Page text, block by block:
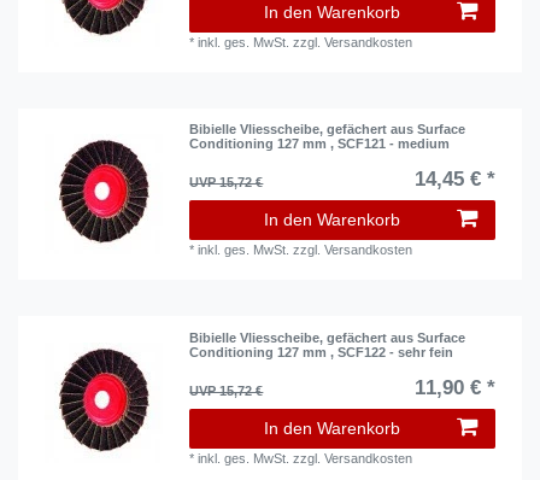
In den Warenkorb
*inkl. ges. MwSt. zzgl.Versandkosten
Bibielle Vliesscheibe, gefächert aus Surface
Conditioning 127 mm , SCF121 - medium
UVP 15,72 € 14,45 € *
In den Warenkorb
*inkl. ges. MwSt. zzgl.Versandkosten
Bibielle Vliesscheibe, gefächert aus Surface
Conditioning 127 mm , SCF122 - sehr fein
UVP 15,72 € 11,90 € *
In den Warenkorb
*inkl. ges. MwSt. zzgl.Versandkosten